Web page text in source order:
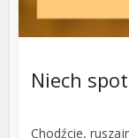
Niech
Chodźcie,